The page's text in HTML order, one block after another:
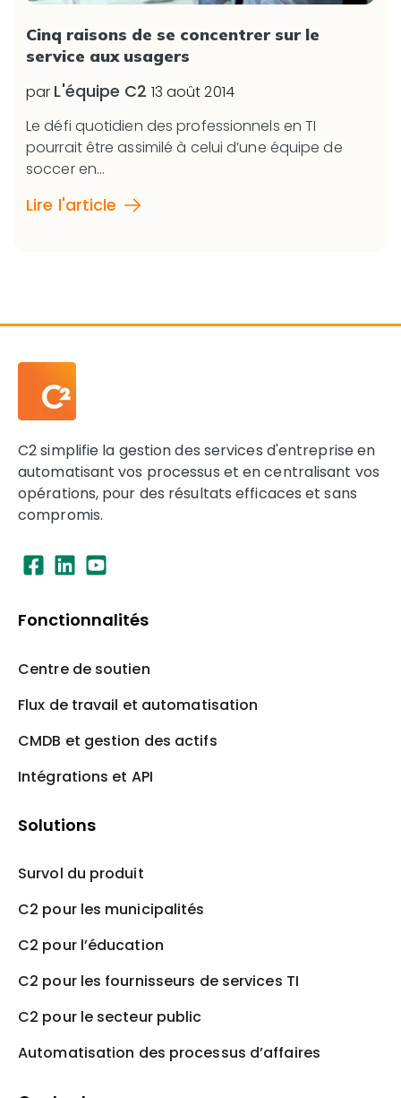
Cinq raisons de se concentrer sur le
service aux usagers
par L'équipe C2 13 août 2014
Le défi quotidien des professionnels en TI
pourrait être assimilé à celui d’une équipe de
soccer en...
Lire l'article
C2 simplifie la gestion des services d'entreprise en
automatisant vos processus et en centralisant vos
opérations, pour des résultats efficaces et sans
compromis.
Fonctionnalités
Centre de soutien
Flux de travail et automatisation
CMDB et gestion des actifs
Intégrations et API
Solutions
Survol du produit
C2 pour les municipalités
C2 pour l’éducation
C2 pour les fournisseurs de services TI
C2 pour le secteur public
Automatisation des processus d’affaires